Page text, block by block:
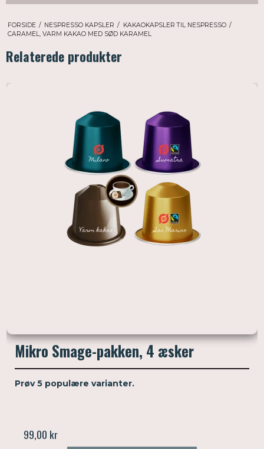
FORSIDE / NESPRESSO KAPSLER / KAKAOKAPSLER TIL NESPRESSO /
CARAMEL, VARM KAKAO MED SØD KARAMEL
Relaterede produkter
Mikro Smage-pakken, 4 æsker
Prøv 5 populære varianter.
99,00 kr